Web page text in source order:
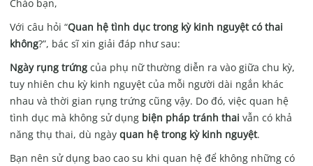
Chào bạn,
Với câu hỏi “Quan hệ tình dục trong kỳ kinh nguyệt có thai
không?”, bác sĩ xin giải đáp như sau:
Ngày rụng trứngcủa phụ nữ thường diễn ra vào giữa chu kỳ,
tuy nhiên chu kỳ kinh nguyệt của mỗi người dài ngắn khác
nhau và thời gian rụng trứng cũng vậy. Do đó, việc quan hệ
tình dục mà không sử dụng biện pháp tránh thai vẫn có khả
năng thụ thai, dù ngày quan hệ trong kỳ kinh nguyệt.
Bạn nên sử dụng bao cao su khi quan hệ để không những có